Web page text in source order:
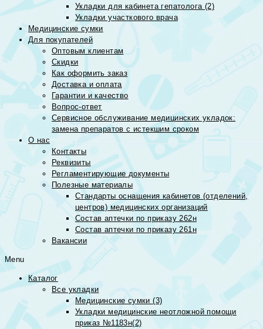
Укладки для кабинета гепатолога (2)
Укладки участкового врача
Медицинские сумки
Для покупателей
Оптовым клиентам
Скидки
Как оформить заказ
Доставка и оплата
Гарантии и качество
Вопрос-ответ
Сервисное обслуживание медицинских укладок:
замена препаратов с истекшим сроком
О нас
Контакты
Реквизиты
Регламентирующие документы
Полезные материалы
Стандарты оснащения кабинетов (отделений,
центров) медицинских организаций
Состав аптечки по приказу 262н
Состав аптечки по приказу 261н
Вакансии
Menu
Каталог
Все укладки
Медицинские сумки (3)
Укладки медицинские неотложной помощи
приказ №1183н(2)